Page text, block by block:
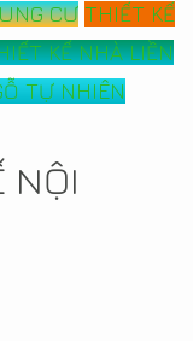
CƯ THIẾT KẾ
KẾ NHÀ LIỀN
TỰ NHIÊN
NỘI